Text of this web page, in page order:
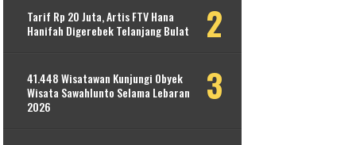
Tarif Rp 20 Juta, Artis FTV Hana
Hanifah Digerebek Telanjang Bulat
41.448 Wisatawan Kunjungi Obyek
Wisata Sawahlunto Selama Lebaran
2026